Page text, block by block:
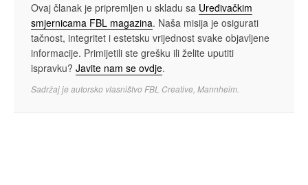
Ovaj članak je pripremljen u skladu sa Uređivačkim
smjernicama FBL magazina. Naša misija je osigurati
tačnost, integritet i estetsku vrijednost svake objavljene
informacije. Primijetili ste grešku ili želite uputiti
ispravku? Javite nam se ovdje.
Sadržaj je autorsko vlasništvo FBL Creative, Mannheim.